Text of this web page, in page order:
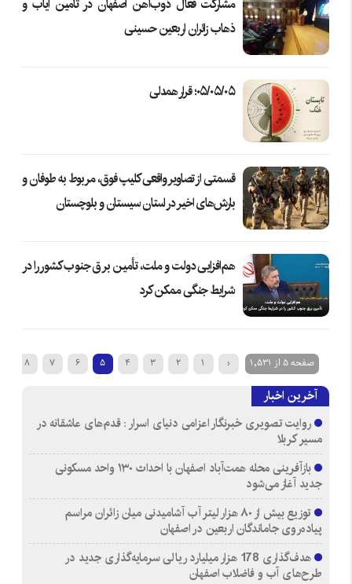
مشارکت فعال ذوب‌آهن اصفهان در تأمین ایاب و
ذهاب زائران اربعین حسینی
۰۵/۰۵/۰۵؛ قرار همدلی
قسمتی از تصاویر واقعی کلیپ فوق، مربوط به طوفان و
بارش‌های اخیر در استان سیستان و بلوچستان
هم‌افزایی دولت و ملت، تأمین برق جنوب کشور را در
شرایط جنگی ممکن کرد
صفحه 5 از 1,531 ‹
1
2
3
4
5
6
7
8
آخرین اخبار
روایت تصویری خبرنگار اعزامی دنیای اسرار : قدم‌های عاشقانه در
مسیر کربلا
بازآفرینی محله همت‌آباد اصفهان با احداث ۱۳۰ واحد مسکونی
جدید آغاز می‌شود
توزیع بیش از ۸۰ هزار لیتر آب آشامیدنی میان زائران مراسم
پیاده‌روی جاماندگان اربعین در اصفهان
هدف‌گذاری 178 هزار میلیارد ریالی سرمایه‌گذاری جدید در
طرح‌های آب و فاضلاب اصفهان